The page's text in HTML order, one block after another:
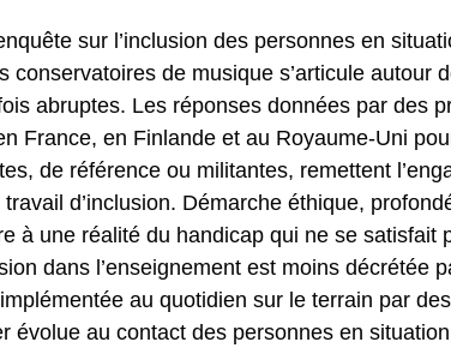
sur l’inclusion des personnes en
conservatoires de musique s’articule autour
abruptes. Les réponses données par des
France, en Finlande et au Royaume-Uni
de référence ou militantes, remettent
d’inclusion. Démarche éthique,
à une réalité du handicap qui ne se satisfait
dans l’enseignement est moins décrétée
implémentée au quotidien sur le terrain par
évolue au contact des personnes en